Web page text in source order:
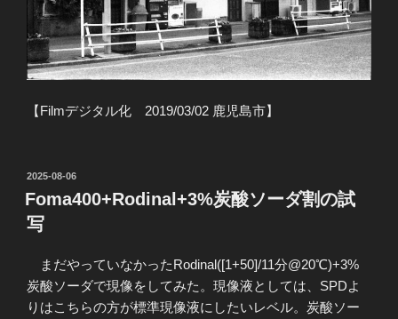
【Filmデジタル化 2019/03/02 鹿児島市】
投
稿
日:
2025-08-06
Foma400+Rodinal+3%炭酸ソーダ割の試
写
まだやっていなかったRodinal([1+50]/11分@20℃)+3%
炭酸ソーダで現像をしてみた。現像液としては、SPDよ
りはこちらの方が標準現像液にしたいレベル。炭酸ソー